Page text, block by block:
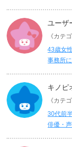
ユーザ
《カテ
43歳女
事務所に
キノピ
《カテ
30代前
俳優・